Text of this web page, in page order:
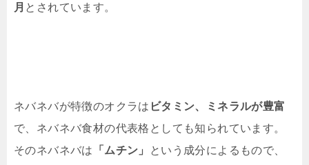
月 とされています。
ネバネバが特徴のオクラは ビタミン、ミネラルが豊富
で、ネバネバ食材の代表格としても知られています。
そのネバネバは
「ムチン」
という成分によるもので、